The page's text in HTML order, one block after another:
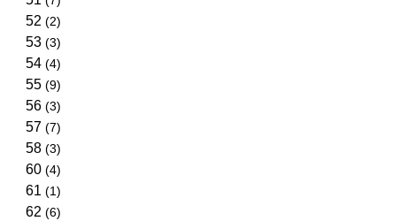
52(2)
53(3)
54(4)
55(9)
56(3)
57(7)
58(3)
60(4)
61(1)
62(6)